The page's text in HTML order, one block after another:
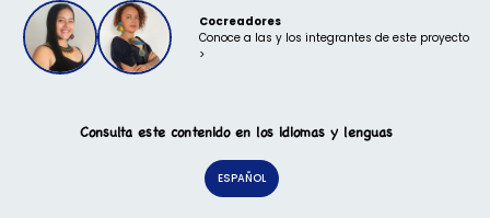
Cocreadores
Conoce a las y los integrantes de este proyecto
>
Consulta este contenido en los idiomas y lenguas
ESPAÑOL